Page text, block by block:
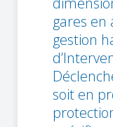
gares en
gestion
soit en